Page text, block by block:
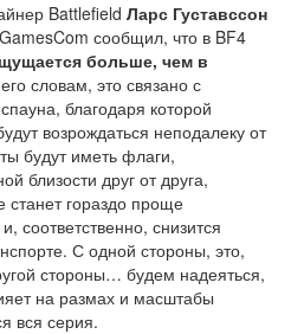
Battlefield Ларс Густавссон
сообщил, что в BF4
больше, чем в
словам, это связано с
благодаря которой
возрождаться неподалеку от
будут иметь флаги,
близости друг от друга,
станет гораздо проще
соответственно, снизится
С одной стороны, это,
стороны… будем надеяться,
на размах и масштабы
вся серия.